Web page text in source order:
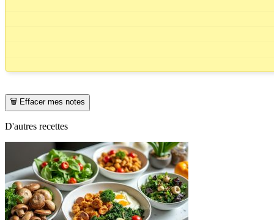
🗑️ Effacer mes notes
D'autres recettes